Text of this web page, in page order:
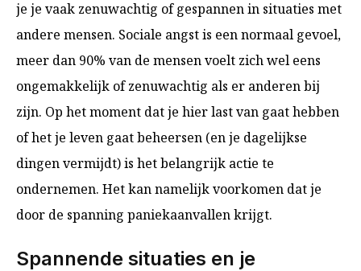
je je vaak zenuwachtig of gespannen in situaties met
andere mensen. Sociale angst is een normaal gevoel,
meer dan 90% van de mensen voelt zich wel eens
ongemakkelijk of zenuwachtig als er anderen bij
zijn. Op het moment dat je hier last van gaat hebben
of het je leven gaat beheersen (en je dagelijkse
dingen vermijdt) is het belangrijk actie te
ondernemen. Het kan namelijk voorkomen dat je
door de spanning paniekaanvallen krijgt.
Spannende situaties en je